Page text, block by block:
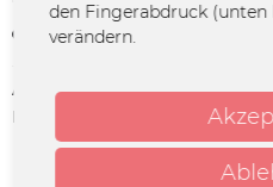
Merken
Artikel-Nr.:
SOLM-
Herstellerinfo:
Man
7 |
den Fingerabdruck (unten
verändern.